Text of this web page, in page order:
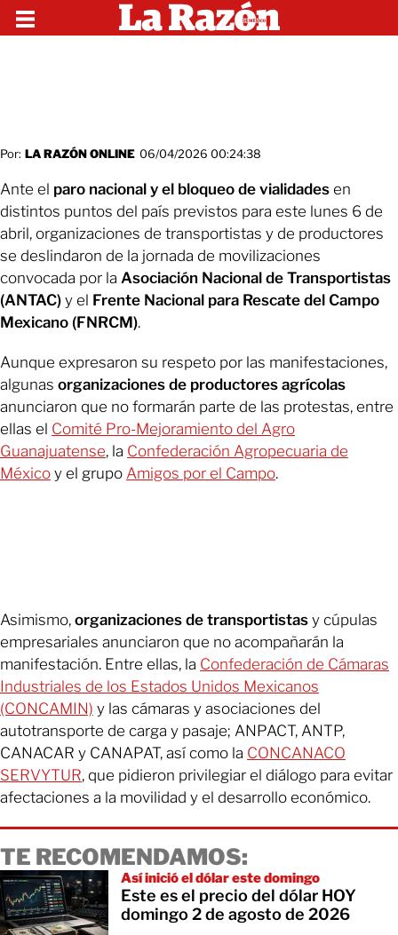
Por: LA RAZÓN ONLINE 06/04/2026 00:24:38
Ante el paro nacional y el bloqueo de vialidades en
distintos puntos del país previstos para este lunes 6 de
abril, organizaciones de transportistas y de productores
se deslindaron de la jornada de movilizaciones
convocada por la Asociación Nacional de Transportistas
(ANTAC) y el Frente Nacional para Rescate del Campo
Mexicano (FNRCM).
Aunque expresaron su respeto por las manifestaciones,
algunas organizaciones de productores agrícolas
anunciaron que no formarán parte de las protestas, entre
ellas el Comité Pro-Mejoramiento del Agro
Guanajuatense, la Confederación Agropecuaria de
México y el grupo Amigos por el Campo.
Asimismo, organizaciones de transportistas y cúpulas
empresariales anunciaron que no acompañarán la
manifestación. Entre ellas, la Confederación de Cámaras
Industriales de los Estados Unidos Mexicanos
(CONCAMIN) y las cámaras y asociaciones del
autotransporte de carga y pasaje; ANPACT, ANTP,
CANACAR y CANAPAT, así como la CONCANACO
SERVYTUR, que pidieron privilegiar el diálogo para evitar
afectaciones a la movilidad y el desarrollo económico.
TE RECOMENDAMOS:
Así inició el dólar este domingo
Este es el precio del dólar HOY
domingo 2 de agosto de 2026